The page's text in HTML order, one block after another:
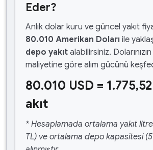
Eder?
Anlık dolar kuru ve güncel yakıt
80.010 Amerikan Doları ile
depo yakıt alabilirsiniz. Dolarınızın
maliyetine göre alım gücünü
80.010 USD =
akıt
* Hesaplamada ortalama yakıt
TL) ve ortalama depo kapasitesi